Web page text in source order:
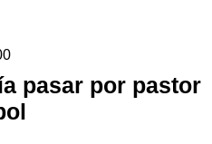
pasar por pastor